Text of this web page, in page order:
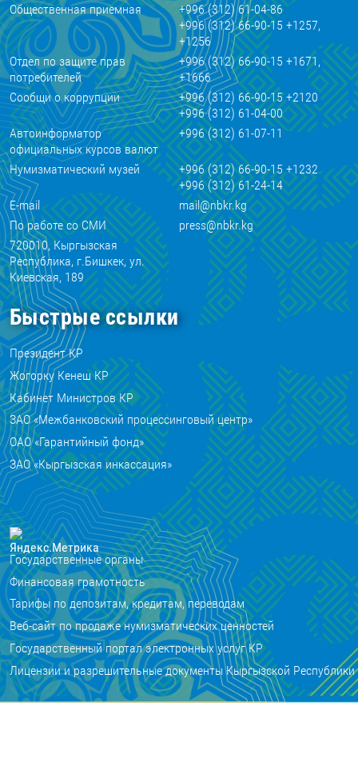
Общественная приемная
+996 (312) 61-04-86
+996 (312) 66-90-15 +1257,
+1256
Отдел по защите прав
потребителей
+996 (312) 66-90-15 +1671,
+1666
Сообщи о коррупции
+996 (312) 66-90-15 +2120
+996 (312) 61-04-00
Автоинформатор
официальных курсов валют
+996 (312) 61-07-11
Нумизматический музей
+996 (312) 66-90-15 +1232
+996 (312) 61-24-14
E-mail
mail@nbkr.kg
По работе со СМИ
press@nbkr.kg
720010, Кыргызская
Республика, г.Бишкек, ул.
Киевская, 189
Быстрые ссылки
Президент КР
Жогорку Кенеш КР
Кабинет Министров КР
ЗАО «Межбанковский процессинговый центр»
ОАО «Гарантийный фонд»
ЗАО «Кыргызская инкассация»
Государственные органы
Финансовая грамотность
Тарифы по депозитам, кредитам, переводам
Веб-сайт по продаже нумизматических ценностей
Государственный портал электронных услуг КР
Лицензии и разрешительные документы Кыргызской Республики